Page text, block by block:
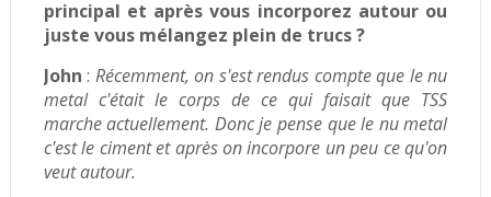
principal et après vous incorporez autour ou
juste vous mélangez plein de trucs ?
John : Récemment, on s'est rendus compte que le nu
metal c'était le corps de ce qui faisait que TSS
marche actuellement. Donc je pense que le nu metal
c'est le ciment et après on incorpore un peu ce qu'on
veut autour.